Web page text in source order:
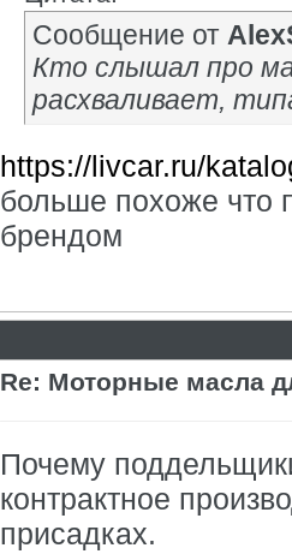
Сообщение от
Кто слышал про
расхваливает,
https://livcar.ru/
больше похоже что
брендом
Re: Моторные масла
Почему
контрактное
присадках.